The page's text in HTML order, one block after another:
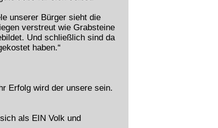
unserer Bürger sieht die
verstreut wie Grabsteine
Und schließlich sind da
haben.“
Erfolg wird der unsere sein.
als EIN Volk und